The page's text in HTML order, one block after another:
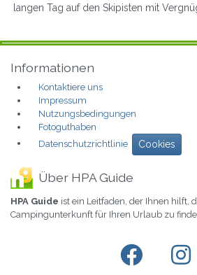
langen Tag auf den Skipisten mit
Informationen
Kontaktiere uns
Impressum
Nutzungsbedingungen
Fotoguthaben
Datenschutzrichtlinie
Cookies
Über HPA Guide
HPA Guide ist ein Leitfaden, der Ihnen hilft,
Campingunterkunft für Ihren Urlaub zu